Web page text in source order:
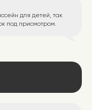
для детей, так
под присмотром.